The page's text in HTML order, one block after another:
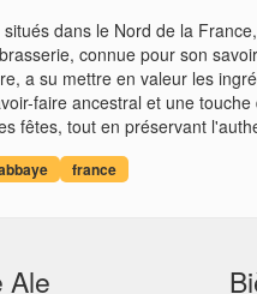
dans le Nord de la
connue pour son
a su mettre en valeur les
faire ancestral et une
fêtes, tout en préservant
france
Ale